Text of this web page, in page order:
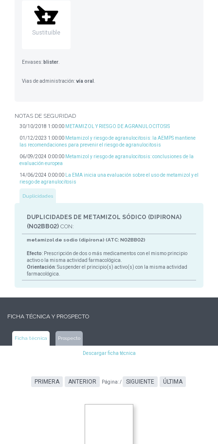
Sustituible
Envases: blister
Vias de administración:vía oral
NOTAS DE SEGURIDAD
30/10/2018 1:00:00 METAMIZOL Y RIESGO DE AGRANULOCITOSIS
01/12/2023 1:00:00 Metamizol y riesgo de agranulocitosis: la AEMPS mantiene
las recomendaciones para prevenir el riesgo de agranulocitosis
06/09/2024 0:00:00 Metamizol y riesgo de agranulocitosis: conclusiones de la
evaluación europea
14/06/2024 0:00:00
La EMA inicia una evaluación sobre el uso de metamizol y el
riesgo de agranulocitosis
Duplicidades
DUPLICIDADES DE METAMIZOL SÓDICO (DIPIRONA)
(N02BB02) CON:
metamizol de sodio (dipirona) (ATC: N02BB02)
Efecto: Prescripción de dos o más medicamentos con el mismo principio
activo o la misma actividad farmacológica.
Orientación: Suspender el principio(s) activo(s) con la misma actividad
farmacológica.
FICHA TÉCNICA Y PROSPECTO
Ficha técnica Prospecto
Descargar ficha técnica
PRIMERA ANTERIOR Página:/ SIGUIENTE ÚLTIMA